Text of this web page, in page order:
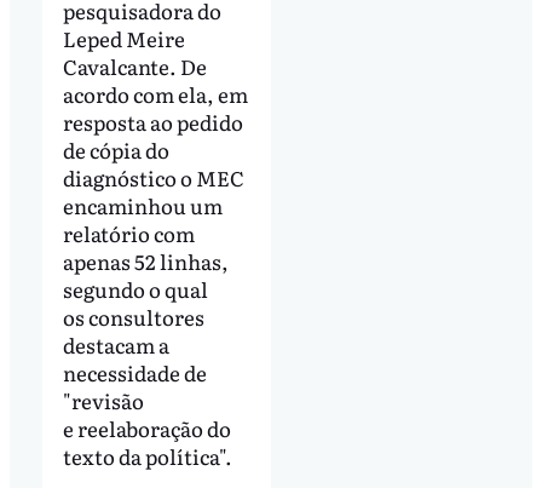
pesquisadora do
Leped Meire
Cavalcante. De
acordo com ela, em
resposta ao pedido
de cópia do
diagnóstico o MEC
encaminhou um
relatório com
apenas 52 linhas,
segundo o qual
os consultores
destacam a
necessidade de
"revisão
e reelaboração do
texto da política".